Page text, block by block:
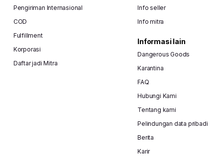
Pengiriman Internasional
COD
Fulfillment
Korporasi
Daftar jadi Mitra
Info seller
Info mitra
Informasi lain
Dangerous Goods
Karantina
FAQ
Hubungi Kami
Tentang kami
Pelindungan data pribadi
Berita
Karir